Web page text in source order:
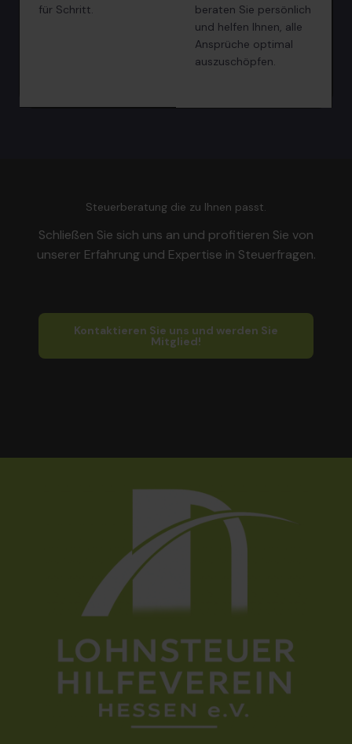
für Schritt.
beraten Sie persönlich
und helfen Ihnen, alle
Ansprüche optimal
auszuschöpfen.
Steuerberatung die zu Ihnen passt.
Schließen Sie sich uns an und profitieren Sie von
unserer Erfahrung und Expertise in Steuerfragen.
Kontaktieren Sie uns und werden Sie
Mitglied!